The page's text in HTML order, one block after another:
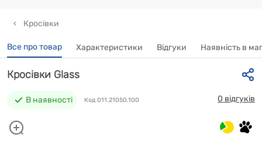
Кросівки
Все про товар Характеристики Відгуки Наявність в
Кросівки Glass
В наявності Код 011.21050.100 0 відгуків